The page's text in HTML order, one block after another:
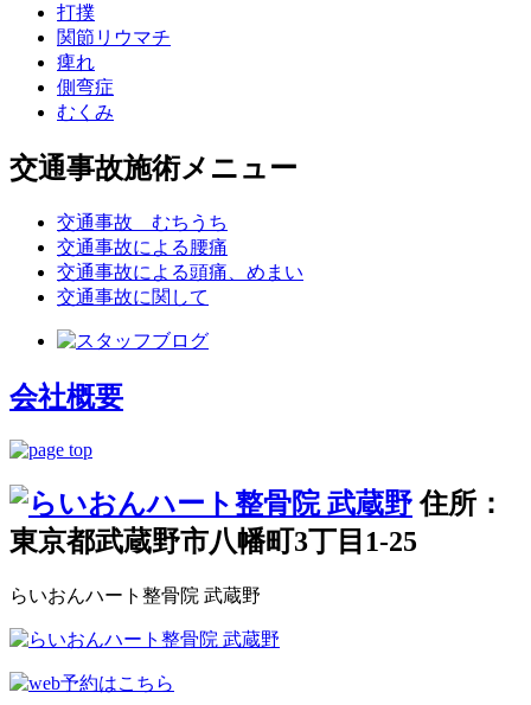
打撲
関節リウマチ
痺れ
側弯症
むくみ
交通事故施術メニュー
交通事故 むちうち
交通事故による腰痛
交通事故による頭痛、めまい
交通事故に関して
会社概要
住所：
東京都武蔵野市八幡町3丁目1-25
らいおんハート整骨院 武蔵野